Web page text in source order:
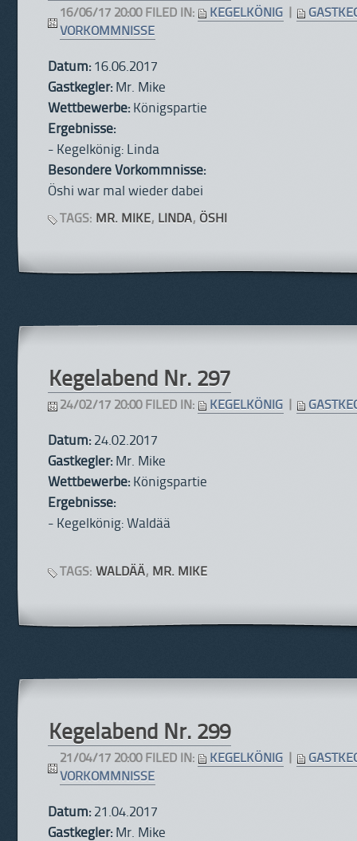
16/06/17 20:00 FILED IN: KEGELKÖNIG
VORKOMMNISSE
Datum: 16.06.2017
Gastkegler: Mr. Mike
Wettbewerbe:Königspartie
Ergebnisse:
- Kegelkönig: Linda
Besondere Vorkommnisse:
Öshi war mal wieder dabei
TAGS: MR. MIKE, LINDA, ÖSHI
Kegelabend Nr. 297
24/02/17 20:00 FILED IN: KEGELKÖNIG
Datum:24.02.2017
Gastkegler:Mr. Mike
Wettbewerbe: Königspartie
Ergebnisse:
- Kegelkönig: Waldää
TAGS: WALDÄÄ, MR. MIKE
Kegelabend Nr. 299
21/04/17 20:00 FILED IN: KEGELKÖNIG
VORKOMMNISSE
Datum:21.04.2017
Gastkegler:Mr. Mike